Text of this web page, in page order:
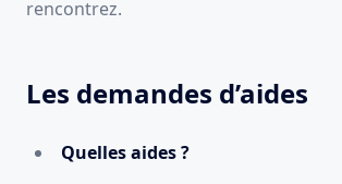
rencontrez.
Les demandes d’aides
Quelles aides ?